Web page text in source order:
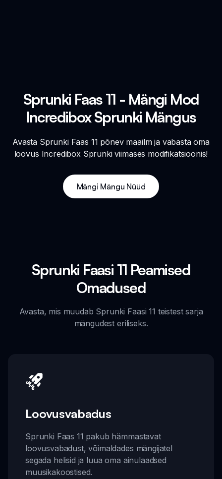
Sprunki Faas 11 - Mängi Mod
Incredibox Sprunki Mängus
Avasta Sprunki Faas 11 põnev maailm ja vabasta oma
loovus Incredibox Sprunki viimases modifikatsioonis!
Mängi Mängu Nüüd
Sprunki Faasi 11 Peamised
Omadused
Avasta, mis muudab Sprunki Faasi 11 teistest sarja
mängudest eriliseks.
Loovusvabadus
Sprunki Faas 11 pakub hämmastavat
loovusvabadust, võimaldades mängijatel
segada helisid ja luua oma ainulaadsed
muusikakoostised.